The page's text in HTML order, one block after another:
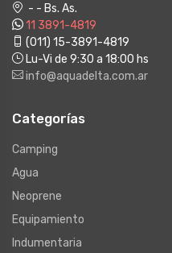
- - Bs. As.
11 3891-4819
(011) 15-3891-4819
Lu-Vi de 9:30 a 18:00 hs
info@aquadelta.com.ar
Categorías
Camping
Agua
Neoprene
Equipamiento
Indumentaria